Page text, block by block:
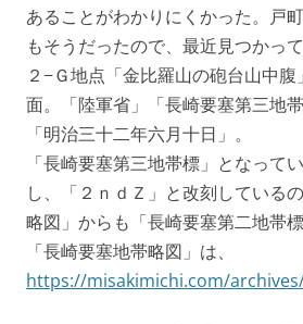
あることがわかりにくかった。戸
もそうだったので、最近見つかって
２−Ｇ地点「金比羅山の砲台山中腹
面。「陸軍省」「長崎要塞第三地
「明治三十二年六月十日」。
「長崎要塞第三地帯標」となって
し、「２ｎｄＺ」と改刻している
略図」からも「長崎要塞第二地帯標
「長崎要塞地帯略図」は、
https://misakimichi.com/